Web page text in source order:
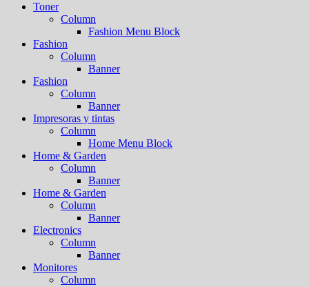
Toner
Column
Fashion Menu Block
Fashion
Column
Banner
Fashion
Column
Banner
Impresoras y tintas
Column
Home Menu Block
Home & Garden
Column
Banner
Home & Garden
Column
Banner
Electronics
Column
Banner
Monitores
Column